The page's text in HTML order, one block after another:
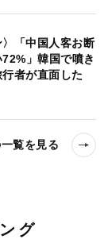
〉「中国人客お断
」韓国で噴き
者が直面した
覧を見る
グ